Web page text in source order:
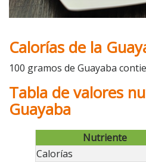
Calorías de la
100 gramos de Guayaba
Tabla de valores
Guayaba
Nutriente
Calorías